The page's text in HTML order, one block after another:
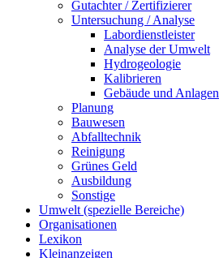
Gutachter / Zertifizierer
Untersuchung / Analyse
Labordienstleister
Analyse der Umwelt
Hydrogeologie
Kalibrieren
Gebäude und Anlagen
Planung
Bauwesen
Abfalltechnik
Reinigung
Grünes Geld
Ausbildung
Sonstige
Umwelt (spezielle Bereiche)
Organisationen
Lexikon
Kleinanzeigen